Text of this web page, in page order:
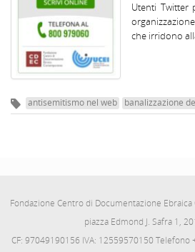
Utenti Twitter
che irridono
antisemitismo nel web banalizzazione
Fondazione Centro di Documentazione Ebraica
piazza Edmond J. Safra 1,
CF: 97049190156 IVA: 12559570150